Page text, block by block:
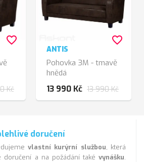
Kč
favorite_border
ANTIS
Pohovka 3M - tmavě
hnědá
13 990 Kč 13 990 Kč
favorite_border
doručení
vlastní kurýrní službou, která
doručení a na požádání také vynášku.